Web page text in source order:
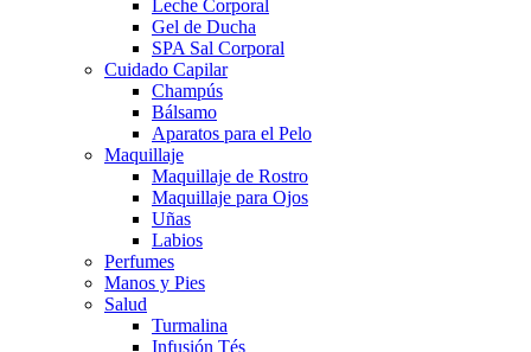
Leche Corporal
Gel de Ducha
SPA Sal Corporal
Cuidado Capilar
Champús
Bálsamo
Aparatos para el Pelo
Maquillaje
Maquillaje de Rostro
Maquillaje para Ojos
Uñas
Labios
Perfumes
Manos y Pies
Salud
Turmalina
Infusión Tés